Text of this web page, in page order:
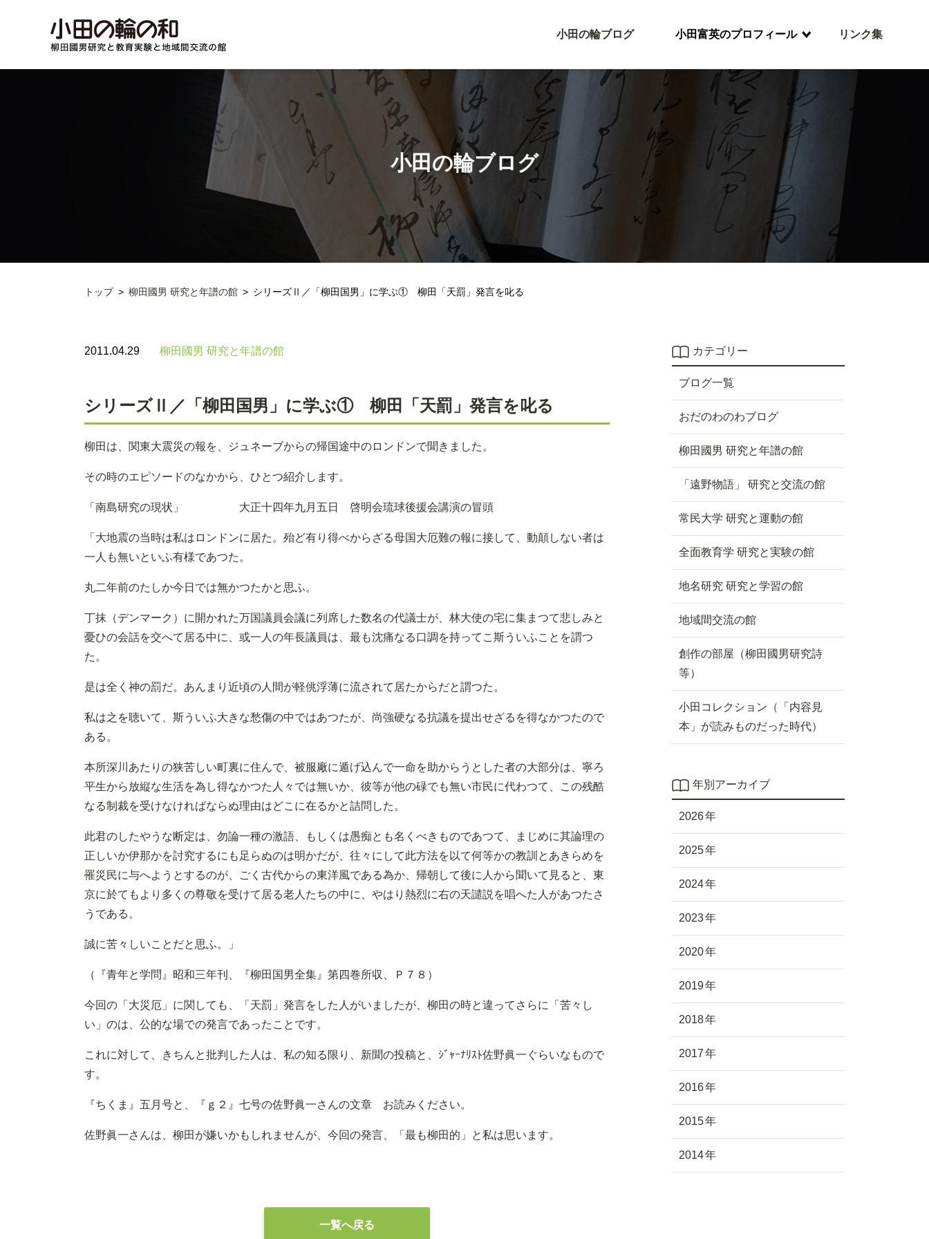
小田の輪ブログ 小田富英のプロフィール リンク集
小田の輪ブログ
トップ 柳田國男 研究と年譜の館 シリーズⅡ／「柳田国男」に学ぶ① 柳田「天罰」発言を叱る
2011.04.29 柳田國男 研究と年譜の館
シリーズⅡ／「柳田国男」に学ぶ① 柳田「天罰」発言を叱る
柳田は、関東大震災の報を、ジュネーブからの帰国途中のロンドンで聞きました。
その時のエピソードのなかから、ひとつ紹介します。
「南島研究の現状」 大正十四年九月五日 啓明会琉球後援会講演の冒頭
「大地震の当時は私はロンドンに居た。殆ど有り得べからざる母国大厄難の報に接して、動顛しない者は
一人も無いといふ有様であつた。
丸二年前のたしか今日では無かつたかと思ふ。
丁抹（デンマーク）に開かれた万国議員会議に列席した数名の代議士が、林大使の宅に集まつて悲しみと
憂ひの会話を交へて居る中に、或一人の年長議員は、最も沈痛なる口調を持ってこ斯ういふことを謂つ
た。
是は全く神の罰だ。あんまり近頃の人間が軽佻浮薄に流されて居たからだと謂つた。
私は之を聴いて、斯ういふ大きな愁傷の中ではあつたが、尚強硬なる抗議を提出せざるを得なかつたので
ある。
本所深川あたりの狭苦しい町裏に住んで、被服廠に遁げ込んで一命を助からうとした者の大部分は、寧ろ
平生から放縦な生活を為し得なかつた人々では無いか、彼等が他の碌でも無い市民に代わつて、この残酷
なる制裁を受けなければならぬ理由はどこに在るかと詰問した。
此君のしたやうな断定は、勿論一種の激語、もしくは愚痴とも名くべきものであつて、まじめに其論理の
正しいか伊那かを討究するにも足らぬのは明かだが、往々にして此方法を以て何等かの教訓とあきらめを
罹災民に与へようとするのが、ごく古代からの東洋風である為か、帰朝して後に人から聞いて見ると、東
京に於てもより多くの尊敬を受けて居る老人たちの中に、やはり熱烈に右の天譴説を唱へた人があつたさ
うである。
誠に苦々しいことだと思ふ。」
（『青年と学問』昭和三年刊、『柳田国男全集』第四巻所収、Ｐ７８）
今回の「大災厄」に関しても、「天罰」発言をした人がいましたが、柳田の時と違ってさらに「苦々し
い」のは、公的な場での発言であったことです。
これに対して、きちんと批判した人は、私の知る限り、新聞の投稿と、ｼﾞｬｰﾅﾘｽﾄ佐野眞一ぐらいなもので
す。
『ちくま』五月号と、『ｇ２』七号の佐野眞一さんの文章 お読みください。
佐野眞一さんは、柳田が嫌いかもしれませんが、今回の発言、「最も柳田的」と私は思います。
一覧へ戻る
カテゴリー
ブログ一覧
おだのわのわブログ
柳田國男 研究と年譜の館
「遠野物語」 研究と交流の館
常民大学 研究と運動の館
全面教育学 研究と実験の館
地名研究 研究と学習の館
地域間交流の館
創作の部屋（柳田國男研究詩
等）
小田コレクション（「内容見
本」が読みものだった時代）
年別アーカイブ
2026
2025
2024
2023
2020
2019
2018
2017
2016
2015
2014